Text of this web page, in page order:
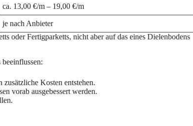
ca. 13,00 €/m – 19,00 €/m
je nach Anbieter
oder Fertigparketts, nicht aber auf das eines Dielenbodens
zusätzliche Kosten entstehen.
vorab ausgebessert werden.